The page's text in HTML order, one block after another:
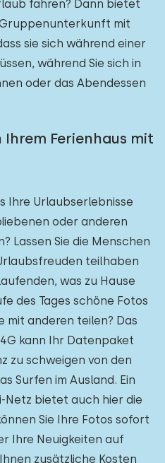
fahren? Dann bietet
mit
sie sich während einer
während Sie sich in
oder das Abendessen
Ferienhaus mit
Ihre Urlaubserlebnisse
oder anderen
Lassen Sie die Menschen
teilhaben
was zu Hause
des Tages schöne Fotos
mit anderen teilen? Das
kann Ihr Datenpaket
zu schweigen von den
Surfen im Ausland. Ein
Netz bietet auch hier die
Sie Ihre Fotos sofort
Ihre Neuigkeiten auf
zusätzliche Kosten